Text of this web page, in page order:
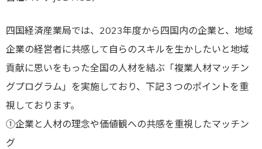
四国経済産業局では、2023年度から四国内の企業と、地域
企業の経営者に共感して自らのスキルを生かしたいと地域
貢献に思いをもった全国の人材を結ぶ「複業人材マッチン
グプログラム」を実施しており、下記３つのポイントを重
視しております。
①企業と人材の理念や価値観への共感を重視したマッチン
グ